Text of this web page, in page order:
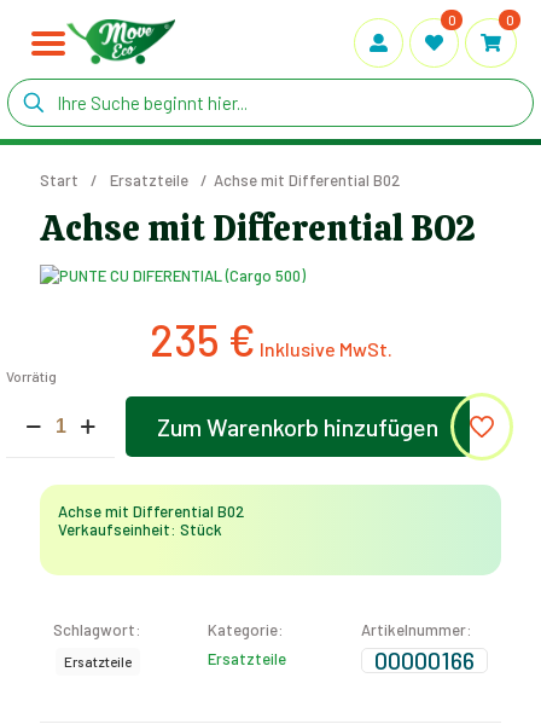
0 0
Start / Ersatzteile / Achse mit Differential B02
Achse mit Differential B02
235 €
Vorrätig
mit
Menge
Zum Warenkorb hinzufügen
Alternative:
Achse mit Differential B02
Verkaufseinheit: Stück
Schlagwort:
Ersatzteile
Kategorie:
Ersatzteile
Artikelnummer:
00000166